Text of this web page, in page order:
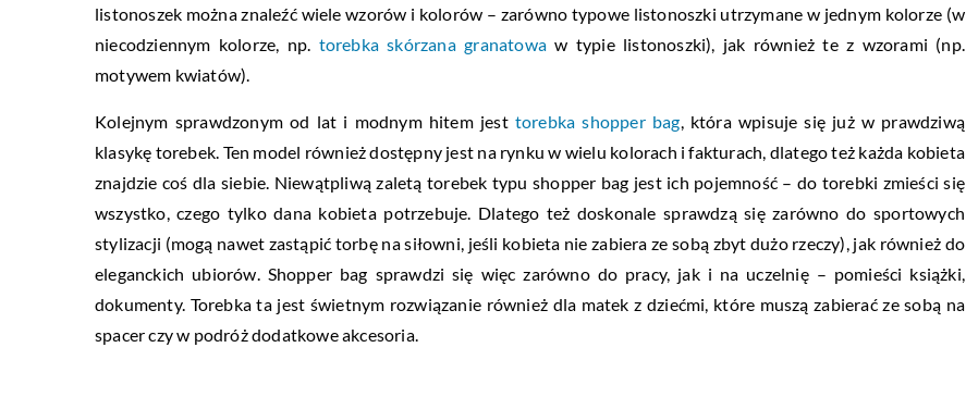
listonoszek można znaleźć wiele wzorów i kolorów – zarówno typowe listonoszki utrzymane w jednym kolorze (w
niecodziennym kolorze, np. torebka skórzana granatowaw typie listonoszki), jak również te z wzorami (np.
motywem kwiatów).
Kolejnym sprawdzonym od lat i modnym hitem jest torebka shopper bag, która wpisuje się już w prawdziwą
klasykę torebek. Ten model również dostępny jest na rynku w wielu kolorach i fakturach, dlatego też każda kobieta
znajdzie coś dla siebie. Niewątpliwą zaletą torebek typu shopper bag jest ich pojemność – do torebki zmieści się
wszystko, czego tylko dana kobieta potrzebuje. Dlatego też doskonale sprawdzą się zarówno do sportowych
stylizacji (mogą nawet zastąpić torbę na siłowni, jeśli kobieta nie zabiera ze sobą zbyt dużo rzeczy), jak również do
eleganckich ubiorów. Shopper bag sprawdzi się więc zarówno do pracy, jak i na uczelnię – pomieści książki,
dokumenty. Torebka ta jest świetnym rozwiązanie również dla matek z dziećmi, które muszą zabierać ze sobą na
spacer czy w podróż dodatkowe akcesoria.